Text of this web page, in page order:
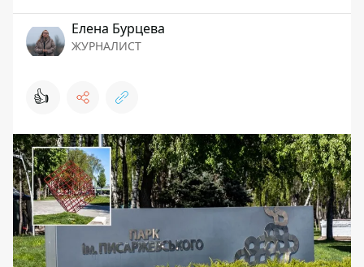
Елена Бурцева
ЖУРНАЛИСТ
👍